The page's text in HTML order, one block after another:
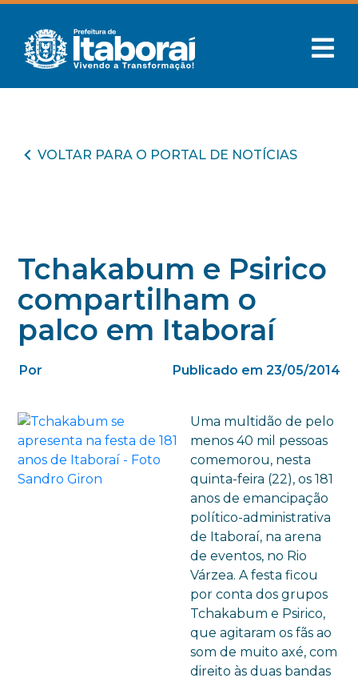
VOLTAR PARA O PORTAL DE NOTÍCIAS
Tchakabum e Psirico
compartilham o
palco em Itaboraí
Por Publicado em 23/05/2014
Uma multidão de pelo
menos 40 mil pessoas
comemorou, nesta
quinta-feira (22), os 181
anos de emancipação
político-administrativa
de Itaboraí, na arena
de eventos, no Rio
Várzea. A festa ficou
por conta dos grupos
Tchakabum e Psirico,
que agitaram os fãs ao
som de muito axé, com
direito às duas bandas